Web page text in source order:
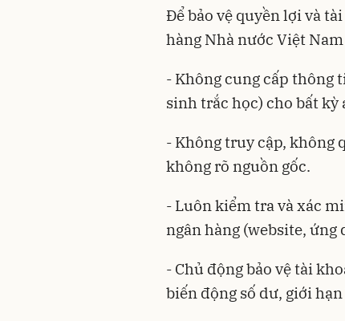
Để bảo vệ quyền lợi và
hàng Nhà nước Việt
- Không cung cấp thông
sinh trắc học) cho bất
- Không truy cập, không
không rõ nguồn gốc.
- Luôn kiểm tra và xác
ngân hàng (website, ứng
- Chủ động bảo vệ tài
biến động số dư, giới